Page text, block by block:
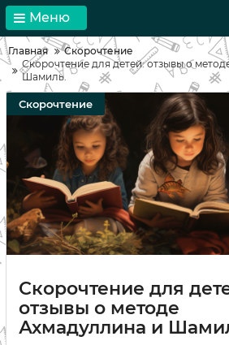
Меню
Главная
Скорочтение
Скорочтение для детей: отзывы о
Шамиль.
Скорочтение
Скорочтение для
отзывы о методе
Ахмадуллина и